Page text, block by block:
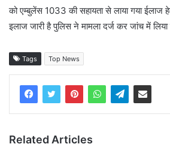
को एम्बुलेंस 1033 की सहायता से लाया गया
इलाज जारी है पुलिस ने मामला दर्ज कर जांच में लिया
Tags Top News
Related Articles